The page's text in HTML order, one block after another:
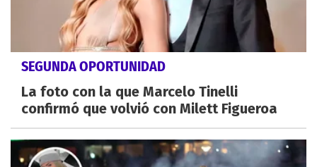
SEGUNDA OPORTUNIDAD
La foto con la que Marcelo Tinelli
confirmó que volvió con Milett Figueroa